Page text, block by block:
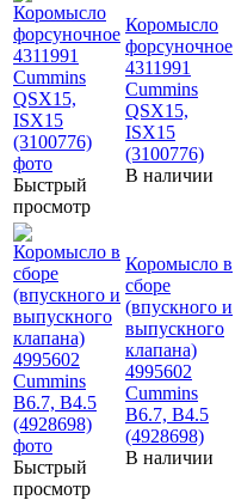
Быстрый
просмотр
Коромысло
форсуночное
4311991
Cummins
QSX15,
ISX15
(3100776)
В наличии
Быстрый
просмотр
Коромысло в
сборе
(впускного и
выпускного
клапана)
4995602
Cummins
B6.7, B4.5
(4928698)
В наличии